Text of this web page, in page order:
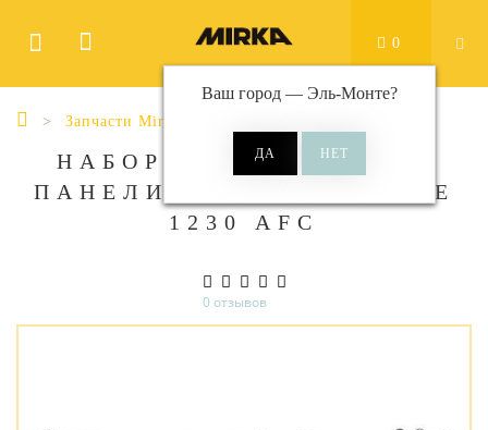
Ваш город — Эль-Монте?
0
Запчасти Mirka
НАБОР ЭТИКЕТОК ДЛЯ
ПАНЕЛИ УПРАВЛЕНИЯ DE
1230 AFC
0 отзывов